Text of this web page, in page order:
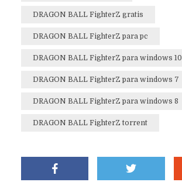
DRAGON BALL FighterZ gratis
DRAGON BALL FighterZ para pc
DRAGON BALL FighterZ para windows 10
DRAGON BALL FighterZ para windows 7
DRAGON BALL FighterZ para windows 8
DRAGON BALL FighterZ torrent